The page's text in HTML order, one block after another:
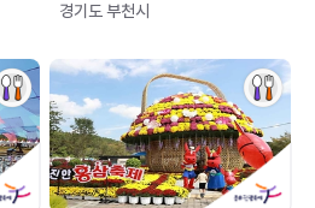
경기도 부천시